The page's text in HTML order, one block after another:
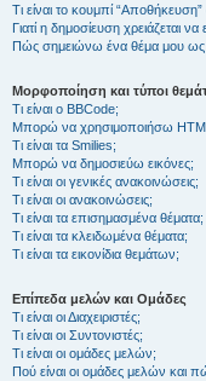
Τι είναι το κουμπί
Γιατί η δημοσίευση χρειάζεται να
Πώς σημειώνω ένα θέμα μου ως
Μορφοποίηση και τύποι
Τι είναι ο BBCode;
Μπορώ να χρησιμοποιήσω
Τι είναι τα Smilies;
Μπορώ να δημοσιεύω εικόνες;
Τι είναι οι γενικές ανακοινώσεις;
Τι είναι οι ανακοινώσεις;
Τι είναι τα επισημασμένα θέματα;
Τι είναι τα κλειδωμένα θέματα;
Τι είναι τα εικονίδια θεμάτων;
Επίπεδα μελών και Ομάδες
Τι είναι οι Διαχειριστές;
Τι είναι οι Συντονιστές;
Τι είναι οι ομάδες μελών;
Πού είναι οι ομάδες μελών